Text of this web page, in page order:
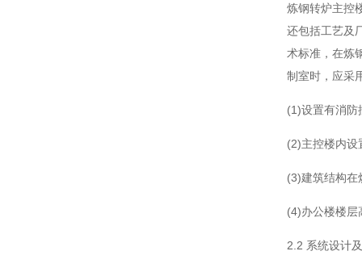
炼钢转炉主控
还包括工艺及
术标准，在炼
制室时，应采
(1)设置有消防
(2)主控楼内设
(3)建筑结构在
(4)办公楼楼层
2.2 系统设计